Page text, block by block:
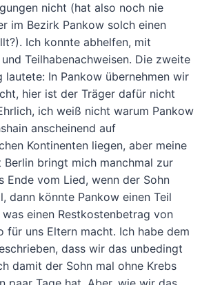
nicht (hat also noch nie
im Bezirk Pankow solch einen
Ich konnte abhelfen, mit
Teilhabenachweisen. Die zweite
lautete: In Pankow übernehmen wir
hier ist der Träger dafür nicht
ich weiß nicht warum Pankow
anscheinend auf
Kontinenten liegen, aber meine
Berlin bringt mich manchmal zur
Ende vom Lied, wenn der Sohn
dann könnte Pankow einen Teil
was einen Restkostenbetrag von
für uns Eltern macht. Ich habe dem
dass wir das unbedingt
damit der Sohn mal ohne Krebs